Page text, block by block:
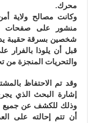
محرك.
وكانت مصالح ولاية
منشور على صفحات
شخصين بسرقة حقيبة
قبل أن يلوذا بالفرار
والتحريات المنجزة من
وقد تم الاحتفاظ
إشارة البحث الذي
وذلك للكشف عن جميع
أن تتم إحالته على